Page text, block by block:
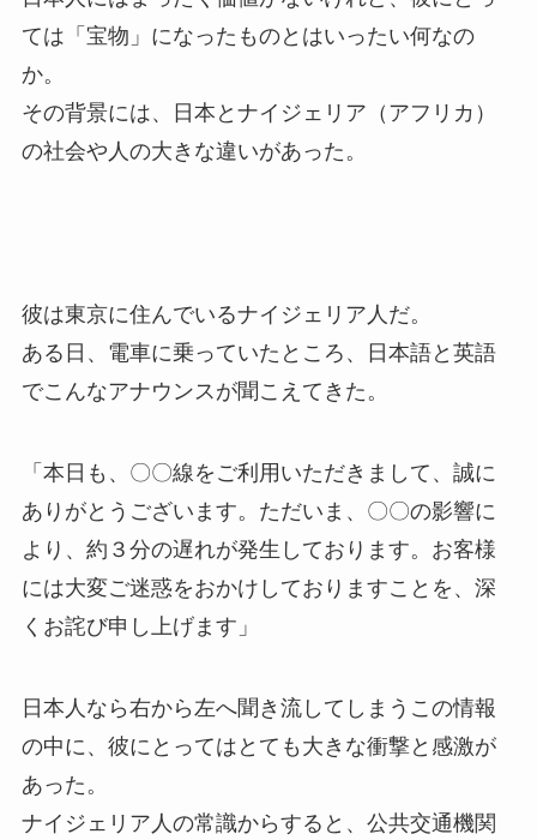
ては「宝物」になったものとはいったい何なの
か。
その背景には、日本とナイジェリア（アフリカ）
の社会や人の大きな違いがあった。
彼は東京に住んでいるナイジェリア人だ。
ある日、電車に乗っていたところ、日本語と英語
でこんなアナウンスが聞こえてきた。
「本日も、〇〇線をご利用いただきまして、誠に
ありがとうございます。ただいま、〇〇の影響に
より、約３分の遅れが発生しております。お客様
には大変ご迷惑をおかけしておりますことを、深
くお詫び申し上げます」
日本人なら右から左へ聞き流してしまうこの情報
の中に、彼にとってはとても大きな衝撃と感激が
あった。
ナイジェリア人の常識からすると、公共交通機関